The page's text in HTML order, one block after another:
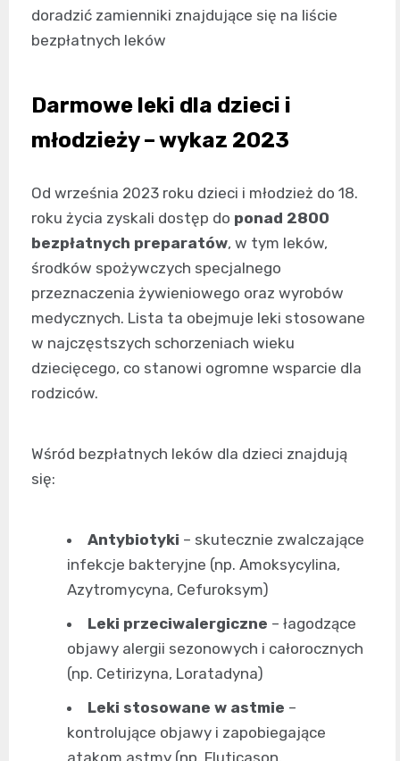
doradzić zamienniki znajdujące się na liście
bezpłatnych leków
Darmowe leki dla dzieci i
młodzieży – wykaz 2023
Od września 2023 roku dzieci i młodzież do 18.
roku życia zyskali dostęp do ponad 2800
bezpłatnych preparatów, w tym leków,
środków spożywczych specjalnego
przeznaczenia żywieniowego oraz wyrobów
medycznych. Lista ta obejmuje leki stosowane
w najczęstszych schorzeniach wieku
dziecięcego, co stanowi ogromne wsparcie dla
rodziców.
Wśród bezpłatnych leków dla dzieci znajdują
się:
Antybiotyki – skutecznie zwalczające
infekcje bakteryjne (np. Amoksycylina,
Azytromycyna, Cefuroksym)
Leki przeciwalergiczne – łagodzące
objawy alergii sezonowych i całorocznych
(np. Cetirizyna, Loratadyna)
Leki stosowane w astmie –
kontrolujące objawy i zapobiegające
atakom astmy (np. Fluticason,